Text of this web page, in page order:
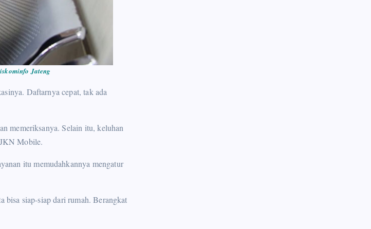
Jateng
Daftarnya cepat, tak ada
memeriksanya. Selain itu, keluhan
Mobile.
itu memudahkannya mengatur
bisa siap-siap dari rumah. Berangkat